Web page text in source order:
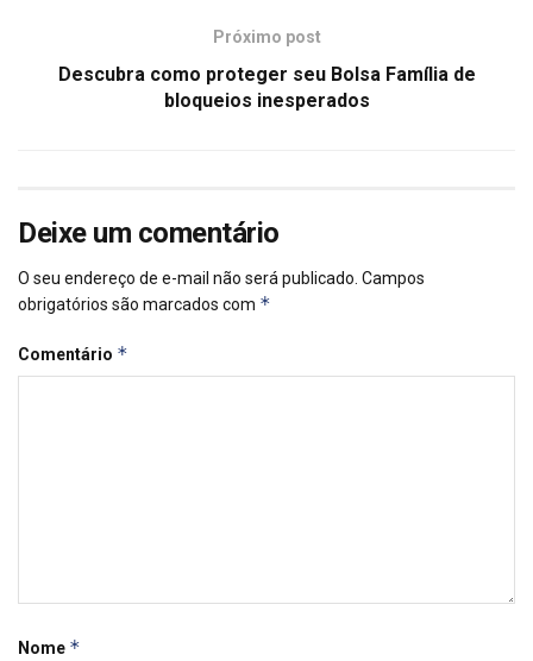
Próximo post
Descubra como proteger seu Bolsa Família de
bloqueios inesperados
Deixe um comentário
O seu endereço de e-mail não será publicado. Campos
obrigatórios são marcados com *
Comentário *
Nome *